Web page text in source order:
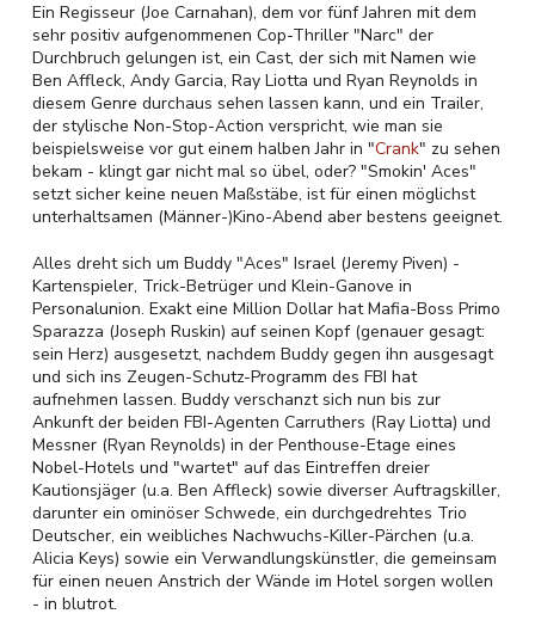
Ein Regisseur (Joe Carnahan), dem vor fünf Jahren mit dem
sehr positiv aufgenommenen Cop-Thriller "Narc" der
Durchbruch gelungen ist, ein Cast, der sich mit Namen wie
Ben Affleck, Andy Garcia, Ray Liotta und Ryan Reynolds in
diesem Genre durchaus sehen lassen kann, und ein Trailer,
der stylische Non-Stop-Action verspricht, wie man sie
beispielsweise vor gut einem halben Jahr in "Crank" zu sehen
bekam - klingt gar nicht mal so übel, oder? "Smokin' Aces"
setzt sicher keine neuen Maßstäbe, ist für einen möglichst
unterhaltsamen (Männer-)Kino-Abend aber bestens geeignet.
Alles dreht sich um Buddy "Aces" Israel (Jeremy Piven) -
Kartenspieler, Trick-Betrüger und Klein-Ganove in
Personalunion. Exakt eine Million Dollar hat Mafia-Boss Primo
Sparazza (Joseph Ruskin) auf seinen Kopf (genauer gesagt:
sein Herz) ausgesetzt, nachdem Buddy gegen ihn ausgesagt
und sich ins Zeugen-Schutz-Programm des FBI hat
aufnehmen lassen. Buddy verschanzt sich nun bis zur
Ankunft der beiden FBI-Agenten Carruthers (Ray Liotta) und
Messner (Ryan Reynolds) in der Penthouse-Etage eines
Nobel-Hotels und "wartet" auf das Eintreffen dreier
Kautionsjäger (u.a. Ben Affleck) sowie diverser Auftragskiller,
darunter ein ominöser Schwede, ein durchgedrehtes Trio
Deutscher, ein weibliches Nachwuchs-Killer-Pärchen (u.a.
Alicia Keys) sowie ein Verwandlungskünstler, die gemeinsam
für einen neuen Anstrich der Wände im Hotel sorgen wollen
- in blutrot.